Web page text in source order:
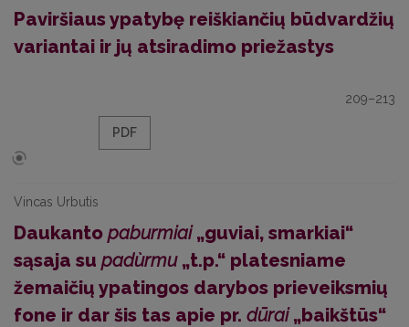
Paviršiaus ypatybę reiškiančių būdvardžių
variantai ir jų atsiradimo priežastys
209–213
PDF
Vincas Urbutis
Daukanto paburmiai„guviai, smarkiai“
sąsaja su padùrmu„t.p.“ platesniame
žemaičių ypatingos darybos prieveiksmių
fone ir dar šis tas apie pr. dūrai„baikštūs“